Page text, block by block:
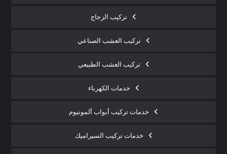
تركيب الزجاج
تركيب العشب الصناعي
تركيب العشب الطبيعي
خدمات الكهرباء
خدمات تركيب أبواب ألمونيوم
خدمات تركيب السيراميك